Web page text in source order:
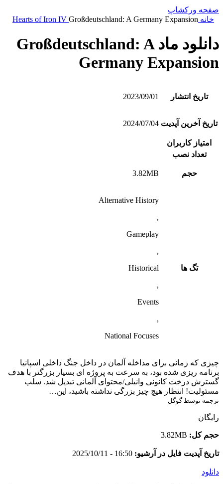
صفحه ورکشاپ
خانه
Hearts of Iron IV Großdeutschland: A Germany Expansion
دانلود ماد Großdeutschland: A
Germany Expansion
تاریخ انتشار 2023/09/01
تاریخ آخرین آپدیت 2024/07/04
امتیاز کاربران
تعداد نصب
حجم 3.82MB
تگ ها
Alternative History
,
Gameplay
,
Historical
,
Events
,
National Focuses
چیزی که زمانی برای مداخله آلمان در داخل جنگ داخلی اسپانیا
برنامه ریزی شده بود، به سرعت به پروژه ای بسیار بزرگتر با هدف
گسترش درخت کانونی وانیلی/محتوای آلمانی تبدیل شد. سلب
مسئولیت! انتظار هیچ چیز بزرگی نداشته باشید، این…
ترجمه توسط گوگل
رایگان
حجم کل: 3.82MB
تاریخ آپدیت فایل در آرشیو: 16:50 - 2025/10/11
دانلود